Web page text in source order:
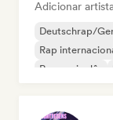
Adicionar
Deutschrap/
Rap
Rap em inglês